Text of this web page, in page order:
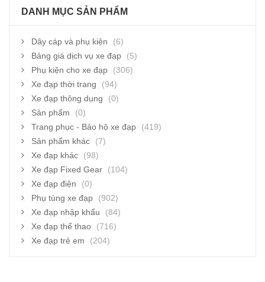
DANH MỤC SẢN PHẨM
Dây cáp và phụ kiện
(6)
Bảng giá dịch vụ xe đạp
(5)
Phụ kiện cho xe đạp
(306)
Xe đạp thời trang
(94)
Xe đạp thông dụng
(0)
Sản phẩm
(0)
Trang phục - Bảo hộ xe đạp
(419)
Sản phẩm khác
(7)
Xe đạp khác
(98)
Xe đạp Fixed Gear
(104)
Xe đạp điện
(0)
Phụ tùng xe đạp
(902)
Xe đạp nhập khẩu
(84)
Xe đạp thể thao
(716)
Xe đạp trẻ em
(204)